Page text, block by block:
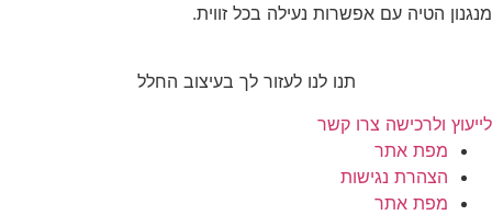
מנגנון הטיה עם אפשרות נעילה בכל זווית.
תנו לנו לעזור לך בעיצוב החלל
לייעוץ ולרכישה צרו קשר
מפת אתר
הצהרת נגישות
מפת אתר